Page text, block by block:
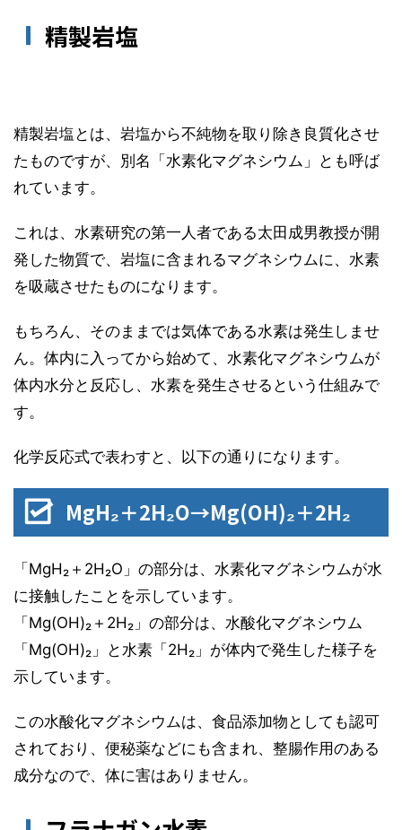
精製岩塩
精製岩塩とは、岩塩から不純物を取り除き良質化させ
たものですが、別名「水素化マグネシウム」とも呼ば
れています。
これは、水素研究の第一人者である太田成男教授が開
発した物質で、岩塩に含まれるマグネシウムに、水素
を吸蔵させたものになります。
もちろん、そのままでは気体である水素は発生しませ
ん。体内に入ってから始めて、水素化マグネシウムが
体内水分と反応し、水素を発生させるという仕組みで
す。
化学反応式で表わすと、以下の通りになります。
MgH₂＋2H₂O→Mg(OH)₂＋2H₂
「MgH₂＋2H₂O」の部分は、水素化マグネシウムが水
に接触したことを示しています。
「Mg(OH)₂＋2H₂」の部分は、水酸化マグネシウム
「Mg(OH)₂」と水素「2H₂」が体内で発生した様子を
示しています。
この水酸化マグネシウムは、食品添加物としても認可
されており、便秘薬などにも含まれ、整腸作用のある
成分なので、体に害はありません。